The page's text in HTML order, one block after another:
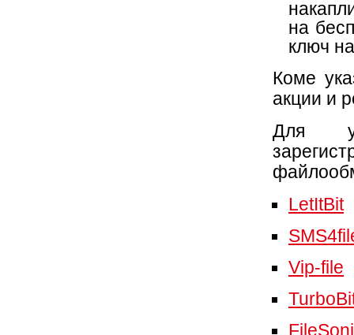
на
ключ
Коме
акции и
Для
LetItBit
Vip-file